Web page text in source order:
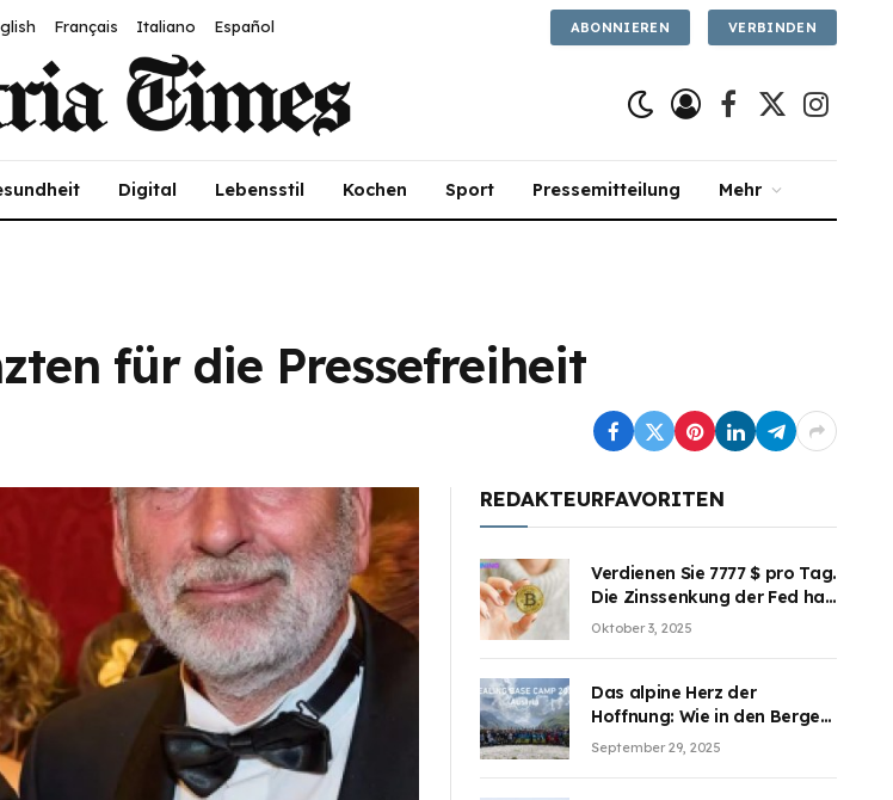
Français Italiano Español ABONNIEREN VERBINDEN
Facebook
X
Digital Lebensstil Kochen Sport Pressemitteilung Mehr
für die Pressefreiheit
REDAKTEURFAVORITEN
Verdienen Sie 7777 $ pro Tag.
Die Zinssenkung der Fed hat
die Aufmerksamkeit des
teilzuhaben
Oktober 3, 2025
Das alpine Herz der
Hoffnung: Wie in den Bergen
Österreichs die unsichtbaren
September 29, 2025